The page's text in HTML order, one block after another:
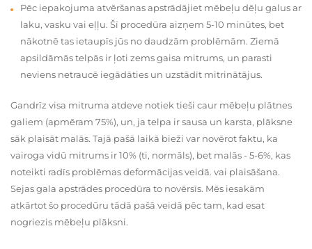
Pēc iepakojuma atvēršanas apstrādājiet mēbeļu dēļu galus ar
laku, vasku vai eļļu. Šī procedūra aizņem 5-10 minūtes, bet
nākotnē tas ietaupīs jūs no daudzām problēmām. Ziemā
apsildāmās telpās ir ļoti zems gaisa mitrums, un parasti
neviens netraucē iegādāties un uzstādīt mitrinātājus.
Gandrīz visa mitruma atdeve notiek tieši caur mēbeļu plātnes
galiem (apmēram 75%), un, ja telpa ir sausa un karsta, plāksne
sāk plaisāt malās. Tajā pašā laikā bieži var novērot faktu, ka
vairoga vidū mitrums ir 10% (ti, normāls), bet malās - 5-6%, kas
noteikti radīs problēmas deformācijas veidā. vai plaisāšana.
Sejas gala apstrādes procedūra to novērsīs. Mēs iesakām
atkārtot šo procedūru tādā pašā veidā pēc tam, kad esat
nogriezis mēbeļu plāksni.